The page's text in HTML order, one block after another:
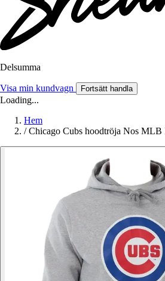
Delsumma
Visa min kundvagn Fortsätt handla
Loading...
Hem
/ Chicago Cubs hoodtröja Nos MLB